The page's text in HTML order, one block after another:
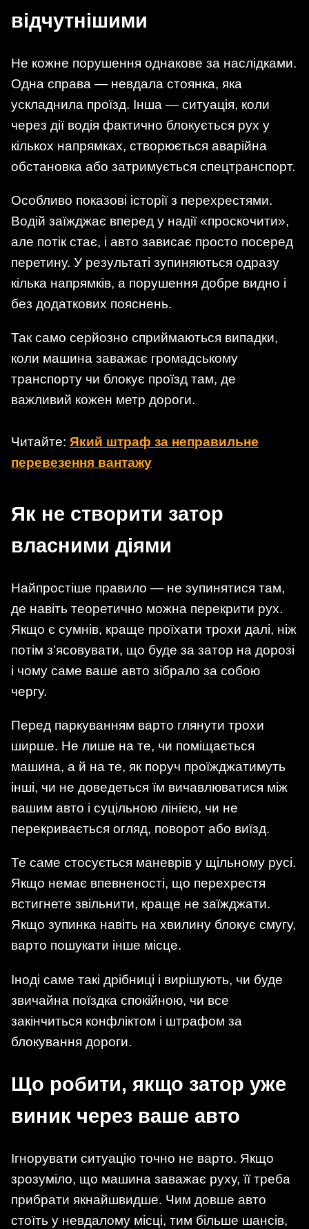
відчутнішими
Не кожне порушення однакове за наслідками.
Одна справа — невдала стоянка, яка
ускладнила проїзд. Інша — ситуація, коли
через дії водія фактично блокується рух у
кількох напрямках, створюється аварійна
обстановка або затримується спецтранспорт.
Особливо показові історії з перехрестями.
Водій заїжджає вперед у надії «проскочити»,
але потік стає, і авто зависає просто посеред
перетину. У результаті зупиняються одразу
кілька напрямків, а порушення добре видно і
без додаткових пояснень.
Так само серйозно сприймаються випадки,
коли машина заважає громадському
транспорту чи блокує проїзд там, де
важливий кожен метр дороги.
Читайте: Який штраф за неправильне
перевезення вантажу
Як не створити затор
власними діями
Найпростіше правило — не зупинятися там,
де навіть теоретично можна перекрити рух.
Якщо є сумнів, краще проїхати трохи далі, ніж
потім з’ясовувати, що буде за затор на дорозі
і чому саме ваше авто зібрало за собою
чергу.
Перед паркуванням варто глянути трохи
ширше. Не лише на те, чи поміщається
машина, а й на те, як поруч проїжджатимуть
інші, чи не доведеться їм вичавлюватися між
вашим авто і суцільною лінією, чи не
перекривається огляд, поворот або виїзд.
Те саме стосується маневрів у щільному русі.
Якщо немає впевненості, що перехрестя
встигнете звільнити, краще не заїжджати.
Якщо зупинка навіть на хвилину блокує смугу,
варто пошукати інше місце.
Іноді саме такі дрібниці і вирішують, чи буде
звичайна поїздка спокійною, чи все
закінчиться конфліктом і штрафом за
блокування дороги.
Що робити, якщо затор уже
виник через ваше авто
Ігнорувати ситуацію точно не варто. Якщо
зрозуміло, що машина заважає руху, її треба
прибрати якнайшвидше. Чим довше авто
стоїть у невдалому місці, тим більше шансів,